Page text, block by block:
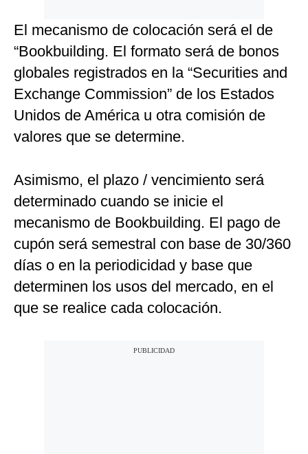
El mecanismo de colocación será el de
“Bookbuilding. El formato será de bonos
globales registrados en la “Securities and
Exchange Commission” de los Estados
Unidos de América u otra comisión de
valores que se determine.
Asimismo, el plazo / vencimiento será
determinado cuando se inicie el
mecanismo de Bookbuilding. El pago de
cupón será semestral con base de 30/360
días o en la periodicidad y base que
determinen los usos del mercado, en el
que se realice cada colocación.